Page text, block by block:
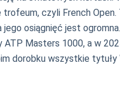
czyli French
osiągnięć jest
Masters 1000, a w
dorobku wszystkie tytuły